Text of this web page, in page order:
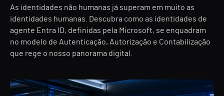
As identidades não humanas já superam em muito as
identidades humanas. Descubra como as identidades de
agente Entra ID, definidas pela Microsoft, se enquadram
no modelo de Autenticação, Autorização e Contabilização
que rege o nosso panorama digital.